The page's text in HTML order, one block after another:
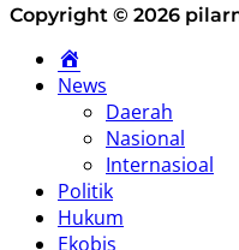
Copyright © 2026
News
Daerah
Nasional
Internasioal
Politik
Hukum
Ekobis